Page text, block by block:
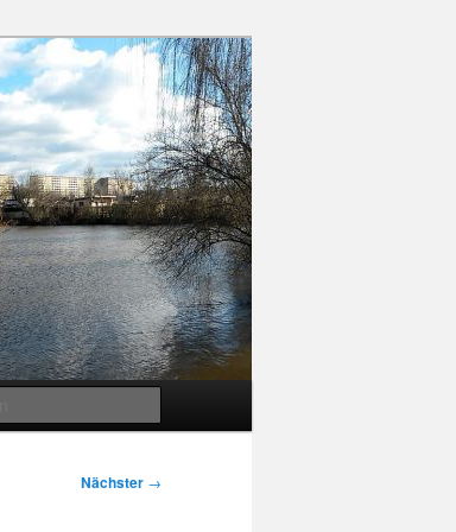
Nächster →